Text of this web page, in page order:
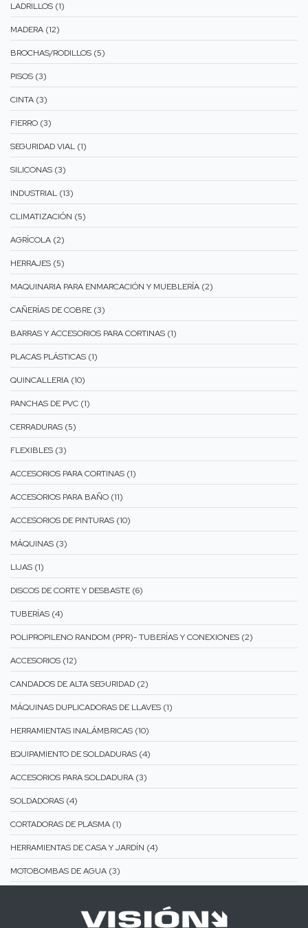
LADRILLOS (1)
MADERA (12)
BROCHAS/RODILLOS (5)
PISOS (3)
CINTA (3)
FIERRO (3)
SEGURIDAD VIAL (1)
SILICONAS (3)
INDUSTRIAL (13)
CLIMATIZACIÓN (5)
AGRÍCOLA (2)
HERRAJES (5)
MAQUINARIA PARA ENMARCACIÓN Y MUEBLERÍA (2)
CAÑERÍAS DE COBRE (3)
BARRAS Y ACCESORIOS PARA CORTINAS (1)
PLACAS PLÁSTICAS (1)
QUINCALLERIA (10)
PANCHAS DE PVC (1)
CERRADURAS (5)
FLEXIBLES (3)
ACCESORIOS PARA CORTINAS (1)
ACCESORIOS PARA BAÑO (11)
ACCESORIOS DE PINTURAS (10)
MÁQUINAS (3)
LIJAS (1)
DISCOS DE CORTE Y DESBASTE (6)
TUBERÍAS (4)
POLIPROPILENO RANDOM (PPR)- TUBERÍAS Y CONEXIONES (2)
ACCESORIOS (12)
CANDADOS DE ALTA SEGURIDAD (2)
MÁQUINAS DUPLICADORAS DE LLAVES (1)
HERRAMIENTAS INALÁMBRICAS (10)
EQUIPAMIENTO DE SOLDADURAS (4)
ACCESORIOS PARA SOLDADURA (3)
SOLDADORAS (4)
CORTADORAS DE PLASMA (1)
HERRAMIENTAS DE CASA Y JARDÍN (4)
MOTOBOMBAS DE AGUA (3)